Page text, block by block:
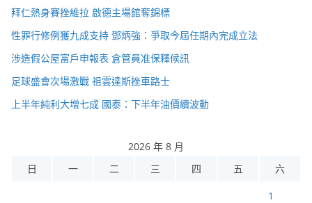
拜仁熱身賽挫維拉 啟德主場館奪錦標
性罪行修例獲九成支持 鄧炳強：爭取今屆任期內完成立法
涉造假公屋富戶申報表 倉管員准保釋候訊
足球盛會次場激戰 祖雲達斯挫車路士
上半年純利大增七成 國泰：下半年油價續波動
2026 年 8 月
日
一 二 三 四 五 六
1